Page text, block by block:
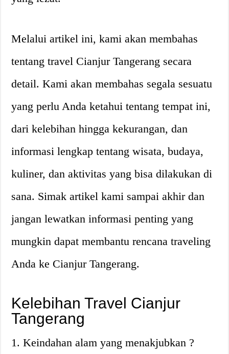
Melalui artikel ini, kami akan membahas
tentang travel Cianjur Tangerang secara
detail. Kami akan membahas segala sesuatu
yang perlu Anda ketahui tentang tempat ini,
dari kelebihan hingga kekurangan, dan
informasi lengkap tentang wisata, budaya,
kuliner, dan aktivitas yang bisa dilakukan di
sana. Simak artikel kami sampai akhir dan
jangan lewatkan informasi penting yang
mungkin dapat membantu rencana traveling
Anda ke Cianjur Tangerang.
Kelebihan Travel Cianjur
Tangerang
1. Keindahan alam yang menakjubkan ?